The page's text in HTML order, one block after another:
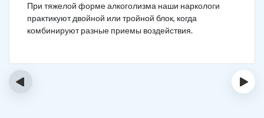
При тяжелой форме алкоголизма наши наркологи
практикуют двойной или тройной блок, когда
комбинируют разные приемы воздействия.
‹ ›